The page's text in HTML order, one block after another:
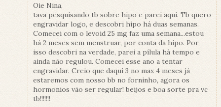
Oie Nina,
tava pesquisando tb sobre hipo e parei aqui. Tb quero
engravidar logo, e descobri hipo há duas semanas.
Comecei com o levoid 25 mg faz uma semana...estou
há 2 meses sem menstruar, por conta da hipo. Por
isso descobri na verdade, parei a pílula há tempo e
ainda não regulou. Comecei esse ano a tentar
engravidar. Creio que daqui 3 no max 4 meses já
estaremos com nosso bb no forninho, agora os
hormonios vão ser regular! beijos e boa sorte pra vc
tb!!!!!!!